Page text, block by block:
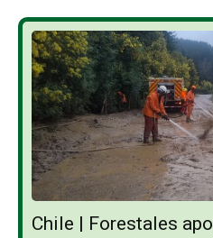
Chile | Forestales